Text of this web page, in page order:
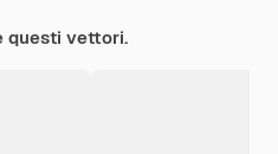
questi vettori.